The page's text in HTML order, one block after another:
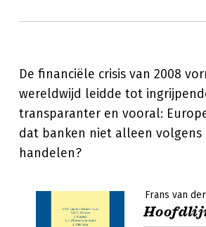
De financiële crisis van 2008
wereldwijd leidde tot
transparanter en vooral:
dat banken niet alleen
handelen?
Frans van